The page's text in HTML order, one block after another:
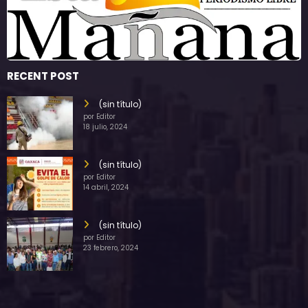
RECENT POST
(sin título)
por Editor
18 julio, 2024
(sin título)
por Editor
14 abril, 2024
(sin título)
por Editor
23 febrero, 2024